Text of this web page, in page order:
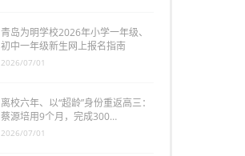
青岛为明学校2026年小学一年级、
初中一年级新生网上报名指南
2026/07/01
离校六年、以“超龄”身份重返高三：
蔡源培用9个月，完成300…
2026/07/01